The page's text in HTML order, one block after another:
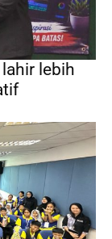
lebih